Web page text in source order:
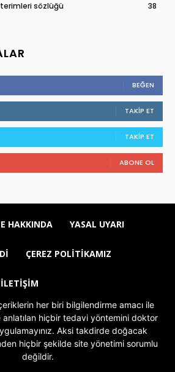
sözlüğü
38
BEĞEN
TAKIP ET
TAKIP ET
ABONE OL
HAKKINDA YASAL UYARI
ÇEREZ POLITIKAMIZ
İLETIŞIM
her biri bilgilendirme amacı ile
anlatılan hiçbir tedavi yöntemini doktor
Aksi takdirde doğacak
hiçbir şekilde site yönetimi sorumlu
değildir.